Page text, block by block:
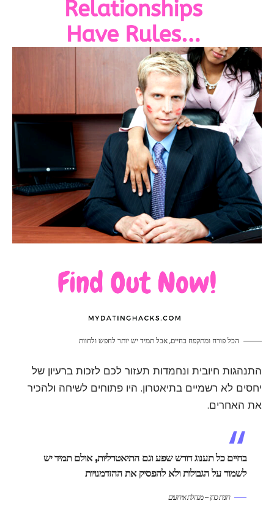
הכל פורח ומתקפח בחיים, אבל תמיד יש יותר לחפש ולחוות
התנהגות חיובית ונחמדות תעזור לכם לזכות ברעיון של
יחסים לא רשמיים בתיאטרון. היו פתוחים לשיחה ולהכיר
את האחרים.
בחיים כל תענוג דורש שפע וגם התיאטרליות, אולם תמיד יש
לשמור על הגבולות ולא להפסיק את ההזדמנויות
רונית כהן – מנהלת אירועים